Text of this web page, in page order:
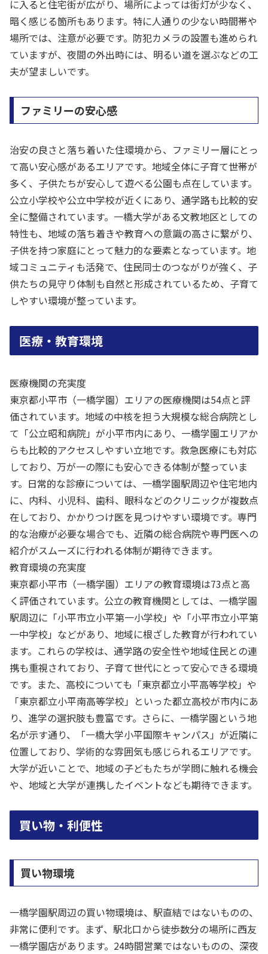
に入ると住宅街が広がり、場所によっては街灯が少なく、
暗く感じる箇所もあります。特に人通りの少ない時間帯や
場所では、注意が必要です。防犯カメラの設置も進められ
ていますが、夜間の外出時には、明るい道を選ぶなどの工
夫が望ましいです。
ファミリーの安心感
治安の良さと落ち着いた住環境から、ファミリー層にとっ
て高い安心感があるエリアです。地域全体に子育て世帯が
多く、子供たちが安心して遊べる公園も点在しています。
公立小学校や公立中学校が近くにあり、通学路も比較的安
全に整備されています。一橋大学がある文教地区としての
特性も、地域の落ち着きや教育への意識の高さに繋がり、
子供を持つ家庭にとって魅力的な要素となっています。地
域コミュニティも活発で、住民同士のつながりが強く、子
供たちの見守り体制も自然と形成されているため、子育て
しやすい環境が整っています。
医療・教育環境
医療機関の充実度
東京都小平市（一橋学園）エリアの医療機関は54点と評
価されています。地域の中核を担う大規模な総合病院とし
て「公立昭和病院」が小平市内にあり、一橋学園エリアか
らも比較的アクセスしやすい立地です。救急医療にも対応
しており、万が一の際にも安心できる体制が整っていま
す。日常的な診療については、一橋学園駅周辺や住宅地内
に、内科、小児科、歯科、眼科などのクリニックが複数点
在しており、かかりつけ医を見つけやすい環境です。専門
的な治療が必要な場合でも、近隣の総合病院や専門医への
紹介がスムーズに行われる体制が期待できます。
教育環境の充実度
東京都小平市（一橋学園）エリアの教育環境は73点と高
く評価されています。公立の教育機関としては、一橋学園
駅周辺に「小平市立小平第一小学校」や「小平市立小平第
一中学校」などがあり、地域に根ざした教育が行われてい
ます。これらの学校は、通学路の安全性や地域住民との連
携も重視されており、子育て世代にとって安心できる環境
です。また、高校についても「東京都立小平高等学校」や
「東京都立小平南高等学校」といった都立高校が市内にあ
り、進学の選択肢も豊富です。さらに、一橋学園という地
名が示す通り、「一橋大学小平国際キャンパス」が近隣に
位置しており、学術的な雰囲気も感じられるエリアです。
大学が近いことで、地域の子どもたちが学問に触れる機会
や、地域と大学が連携したイベントなども期待できます。
買い物・利便性
買い物環境
一橋学園駅周辺の買い物環境は、駅直結ではないものの、
非常に便利です。まず、駅北口から徒歩数分の場所に西友
一橋学園店があります。24時間営業ではないものの、深夜